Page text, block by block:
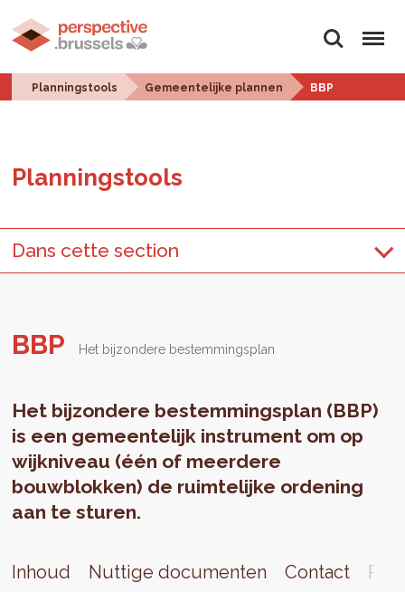
Zoeken Menu
Planningstools Gemeentelijke plannen BBP
Plan­ningstools
Dans cette section
BBP Het bijzondere bestemmingsplan
Het bijzondere bestemmingsplan (BBP)
is een gemeentelijk instrument om op
wijkniveau (één of meerdere
bouwblokken) de ruimtelijke ordening
aan te sturen.
Inhoud Nuttige documenten Contact